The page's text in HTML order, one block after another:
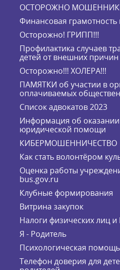
ОСТОРОЖНО
Финансовая грамотность
Осторожно! ГРИПП!!!
Профилактика случаев
детей от внешних причин
Осторожно!!! ХОЛЕРА!!!
ПАМЯТКИ об участии в
оплачиваемых
Список адвокатов 2023
Информация об
юридической помощи
КИБЕРМОШЕННИЧЕСТВО
Как стать волонтёром
Оценка работы
bus.gov.ru
Клубные формирования
Витрина закупок
Налоги физических лиц
Я - Родитель
Психологическая помощь
Телефон доверия для